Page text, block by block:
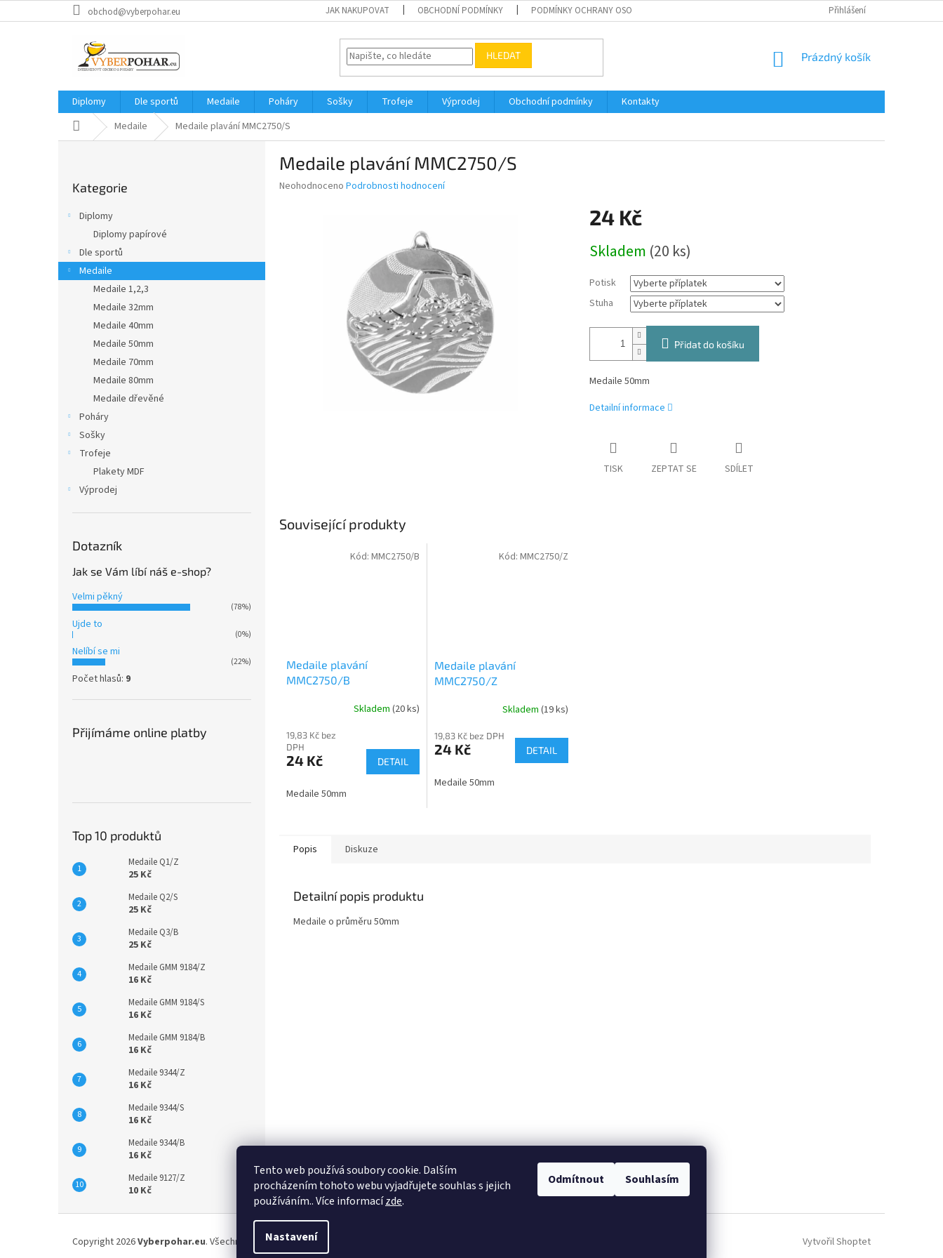
Tento web používá soubory cookie. Dalším
procházením tohoto webu vyjadřujete souhlas s jejich
používáním.. Více informacízde.
Nastavení
Odmítnout Souhlasím
na
obchod@vyberpohar.eu JAK NAKUPOVAT OBCHODNÍ PODMÍNKY PODMÍNKY OCHRANY OSOBNÍCH ÚDAJŮ Přihlášení
HLEDAT
NÁKUPNÍ
Prázdný košík
Diplomy Dle sportů Medaile Poháry Sošky Trofeje Výprodej Obchodní podmínky
Kontakty
Domů Medaile Medaile plavání MMC2750/S
kategorie
Kategorie
Diplomy
Diplomy papírové
Dle sportů
Medaile
Medaile 1,2,3
Medaile 32mm
Medaile 40mm
Medaile 50mm
Medaile 70mm
Medaile 80mm
Medaile dřevěné
Poháry
Sošky
Trofeje
Plakety MDF
Výprodej
Dotazník
Jak se Vám líbí náš e-shop?
Velmi pěkný
(78%)
Ujde to
(0%)
Nelíbí se mi
(22%)
Počet hlasů: 9
Přijímáme online platby
Top 10 produktů
Medaile Q1/Z
25 Kč
Medaile Q2/S
25 Kč
Medaile Q3/B
25 Kč
Medaile GMM 9184/Z
16 Kč
Medaile GMM 9184/S
16 Kč
Medaile GMM 9184/B
16 Kč
Medaile 9344/Z
16 Kč
Medaile 9344/S
16 Kč
Medaile 9344/B
16 Kč
Medaile 9127/Z
10 Kč
Medaile plavání MMC2750/S
Průměrné
Neohodnoceno Podrobnosti hodnocení
24 Kč
cena:
Skladem (20 ks)
Potisk
Stuha
Přidat do košíku
Medaile 50mm
Detailní informace
TISK ZEPTAT SE SDÍLET
Související produkty
Medaile plavání
MMC2750/B
Skladem (20 ks)
19,83 Kč bez
DPH
24 Kč DETAIL
Medaile 50mm
Kód: MMC2750/B
Medaile plavání
MMC2750/Z
Skladem (19 ks)
19,83 Kč bez DPH
24 Kč DETAIL
Medaile 50mm
Kód: MMC2750/Z
Popis Diskuze
Detailní popis produktu
Medaile o průměru 50mm
Vytvořil Shoptet
Copyright 2026Vyberpohar.eu. Všechna práva vyhrazena.